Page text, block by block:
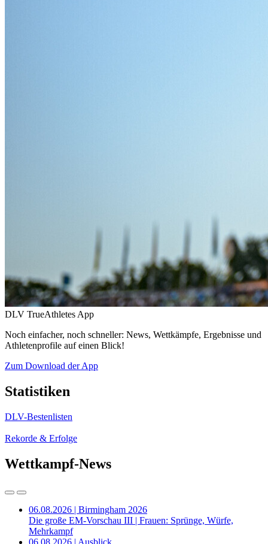
DLV TrueAthletes App
Noch einfacher, noch schneller: News, Wettkämpfe, Ergebnisse und
Athletenprofile auf einen Blick!
Zum Download der App
Statistiken
DLV-Bestenlisten
Rekorde & Erfolge
Wettkampf-News
06.08.2026 | Birmingham 2026
Die große EM-Vorschau III | Frauen: Sprünge, Würfe,
Mehrkampf
06.08.2026 | Ausblick